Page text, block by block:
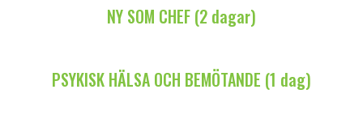
NY SOM CHEF (2 dagar)
PSYKISK HÄLSA OCH BEMÖTANDE (1 dag)